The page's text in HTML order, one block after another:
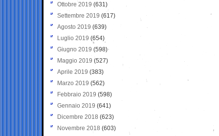
Ottobre 2019 (631)
Settembre 2019 (617)
Agosto 2019 (639)
Luglio 2019 (654)
Giugno 2019 (598)
Maggio 2019 (527)
Aprile 2019 (383)
Marzo 2019 (562)
Febbraio 2019 (598)
Gennaio 2019 (641)
Dicembre 2018 (623)
Novembre 2018 (603)